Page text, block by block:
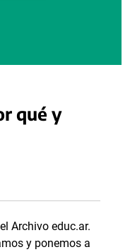
qué y
Archivo educ.ar.
y ponemos a